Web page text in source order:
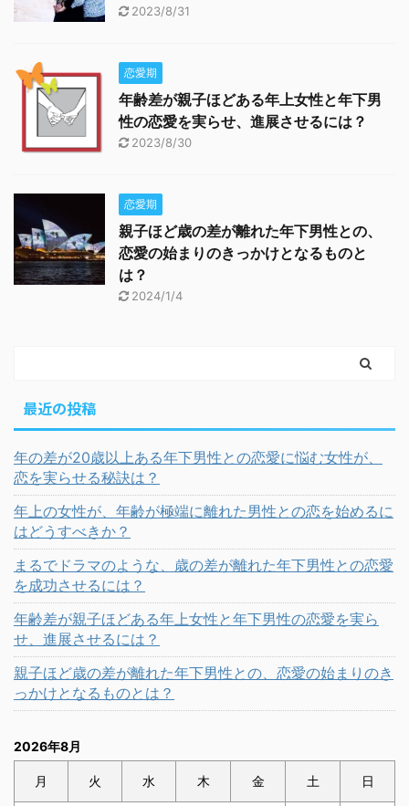
2023/8/31
恋愛期
年齢差が親子ほどある年上女性と年下男
性の恋愛を実らせ、進展させるには？
2023/8/30
恋愛期
親子ほど歳の差が離れた年下男性との、
恋愛の始まりのきっかけとなるものと
は？
2024/1/4
最近の投稿
年の差が20歳以上ある年下男性との恋愛に悩む女性が、
恋を実らせる秘訣は？
年上の女性が、年齢が極端に離れた男性との恋を始めるに
はどうすべきか？
まるでドラマのような、歳の差が離れた年下男性との恋愛
を成功させるには？
年齢差が親子ほどある年上女性と年下男性の恋愛を実ら
せ、進展させるには？
親子ほど歳の差が離れた年下男性との、恋愛の始まりのき
っかけとなるものとは？
2026年8月
月 火 水 木 金 土 日